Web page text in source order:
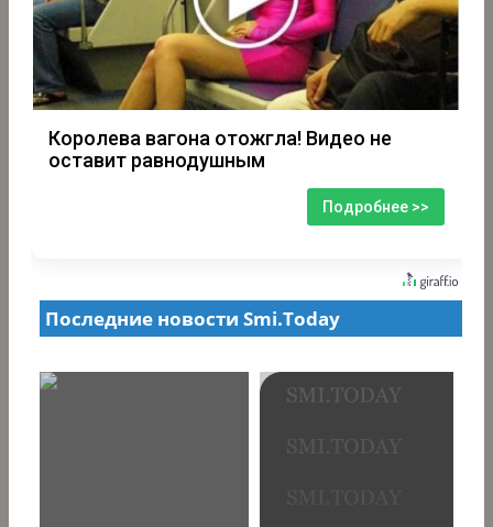
Королева вагона отожгла! Видео не
оставит равнодушным
Подробнее >>